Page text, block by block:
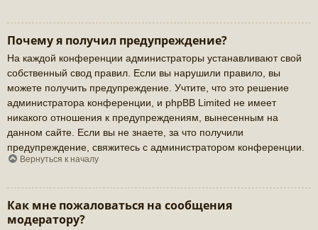
Почему я получил предупреждение?
На каждой конференции администраторы устанавливают свой
собственный свод правил. Если вы нарушили правило, вы
можете получить предупреждение. Учтите, что это решение
администратора конференции, и phpBB Limited не имеет
никакого отношения к предупреждениям, вынесенным на
данном сайте. Если вы не знаете, за что получили
предупреждение, свяжитесь с администратором конференции.
Вернуться к началу
Как мне пожаловаться на сообщения
модератору?